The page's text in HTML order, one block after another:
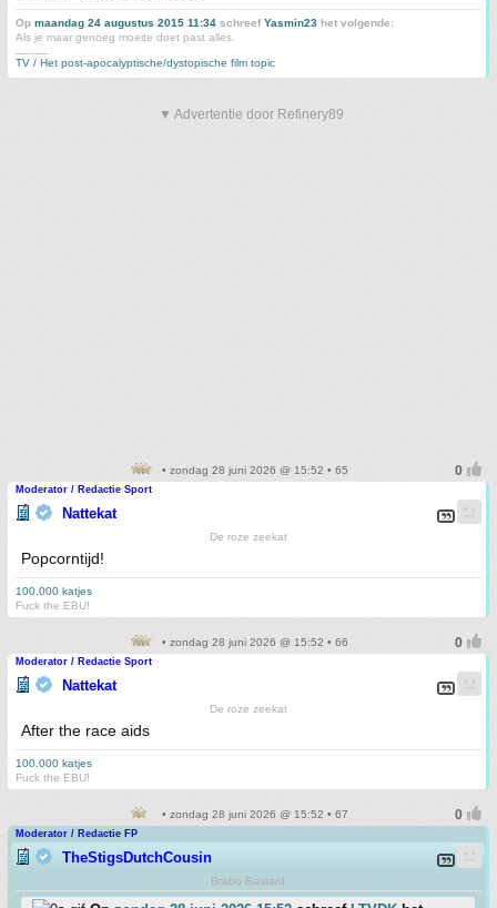
Op maandag 24 augustus 2015 11:34 schreefYasmin23 het volgende:
Als je maar genoeg moeite doet past alles.
TV / Het post-apocalyptische/dystopische film topic
▼ Advertentie door Refinery89
• zondag 28 juni 2026 @ 15:52 • 65
Moderator / Redactie Sport
Nattekat
De roze zeekat
Popcorntijd!
100.000 katjes
Fuck the EBU!
• zondag 28 juni 2026 @ 15:52 • 66
Moderator / Redactie Sport
Nattekat
De roze zeekat
After the race aids
100.000 katjes
Fuck the EBU!
• zondag 28 juni 2026 @ 15:52 • 67
Moderator / Redactie FP
TheStigsDutchCousin
Brabo Bastard